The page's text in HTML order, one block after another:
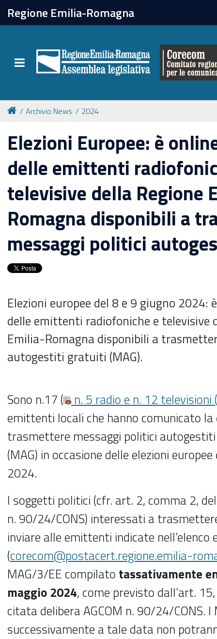
Regione Emilia-Romagna
Toggle navigation
chiudi
Le attività
Archivio News 2024
Elezioni Europee: è
delle emittenti
televisive della Regione
Romagna disponibili a
messaggi politici
Elezioni europee del 8 e 9 giugno 2024:
delle emittenti radiofoniche e televisive
Emilia-Romagna disponibili a
autogestiti gratuiti (MAG).
Sono n.17 (
n. 5 radio e n. 12 televisioni
emittenti locali che hanno comunicato
trasmettere messaggi politici
(MAG) in occasione delle elezioni
2024.
I soggetti politici (cfr. art. 2, comma 2,
n. 90/24/CONS) interessati a
inviare alle emittenti indicate nell’elenco
(corecom@postacert.regione.emilia-
MAG/3/EE compilato tassativamente
maggio 2024, come previsto dall’art.
citata delibera AGCOM n. 90/24/CONS.
successivamente a tale data non